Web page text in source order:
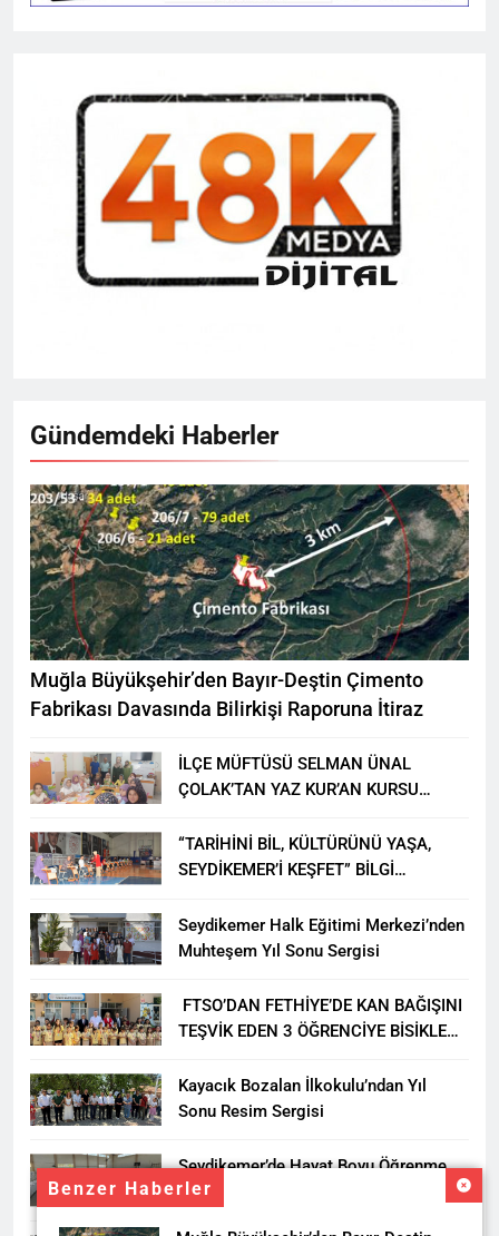
Benzer Haberler
Gündemdeki Haberler
Muğla Büyükşehir’den Bayır-Deştin Çimento
Fabrikası Davasında Bilirkişi Raporuna İtiraz
İLÇE MÜFTÜSÜ SELMAN ÜNAL
ÇOLAK’TAN YAZ KUR’AN KURSU
“TARİHİNİ BİL, KÜLTÜRÜNÜ YAŞA,
SEYDİKEMER’İ KEŞFET” BİLGİ
Seydikemer Halk Eğitimi Merkezi’nden
Muhteşem Yıl Sonu Sergisi
FTSO’DAN FETHİYE’DE KAN BAĞIŞINI
TEŞVİK EDEN 3 ÖĞRENCİYE BİSİKLET
Kayacık Bozalan İlkokulu’ndan Yıl
Sonu Resim Sergisi
Seydikemer’de Hayat Boyu Öğrenme
Haftası Kadıköy Sergisiyle Başladı